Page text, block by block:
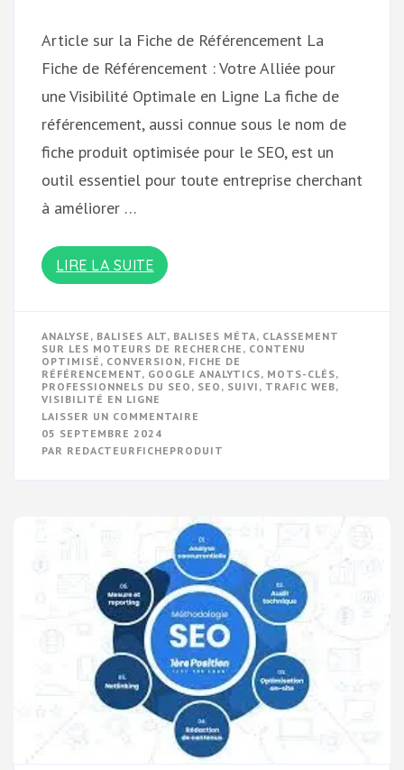
Article sur la Fiche de Référencement La
Fiche de Référencement : Votre Alliée pour
une Visibilité Optimale en Ligne La fiche de
référencement, aussi connue sous le nom de
fiche produit optimisée pour le SEO, est un
outil essentiel pour toute entreprise cherchant
à améliorer …
LIRE LA SUITE
ANALYSE , BALISES ALT, BALISES MÉTA, CLASSEMENT
SUR LES MOTEURS DE RECHERCHE , CONTENU
OPTIMISÉ , CONVERSION, FICHE DE
RÉFÉRENCEMENT, GOOGLE ANALYTICS, MOTS-CLÉS,
PROFESSIONNELS DU SEO , SEO , SUIVI , TRAFIC WEB,
VISIBILITÉ EN LIGNE
LAISSER UN COMMENTAIRE
VISIBILITÉ
DE
RÉFÉRENCEMENT
PERFORMANTE
05 SEPTEMBRE 2024
PAR REDACTEURFICHEPRODUIT